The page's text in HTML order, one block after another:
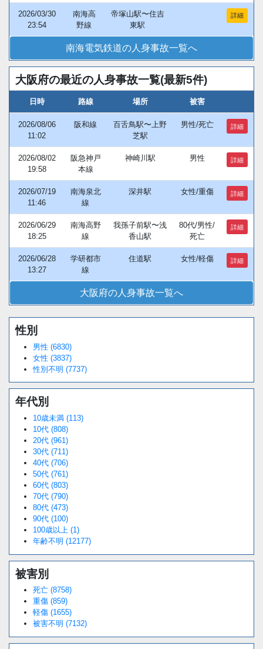
2026/03/30
23:54
南海高
野線
帝塚山駅〜住吉
東駅
詳細
南海電気鉄道の人身事故一覧へ
大阪府の最近の人身事故一覧(最新5件)
日時 路線 場所 被害
2026/08/06
11:02
阪和線
百舌鳥駅〜上野
芝駅
男性/死亡 詳細
2026/08/02
19:58
阪急神戸
本線
神崎川駅 男性 詳細
2026/07/19
11:46
南海泉北
線
深井駅 女性/重傷 詳細
2026/06/29
18:25
南海高野
線
我孫子前駅〜浅
香山駅
80代/男性/
死亡
詳細
2026/06/28
13:27
学研都市
線
住道駅 女性/軽傷 詳細
大阪府の人身事故一覧へ
性別
男性 (6830)
女性 (3837)
性別不明 (7737)
年代別
10歳未満 (113)
10代 (808)
20代 (961)
30代 (711)
40代 (706)
50代 (761)
60代 (803)
70代 (790)
80代 (473)
90代 (100)
100歳以上 (1)
年齢不明 (12177)
被害別
死亡 (8758)
重傷 (859)
軽傷 (1655)
被害不明 (7132)